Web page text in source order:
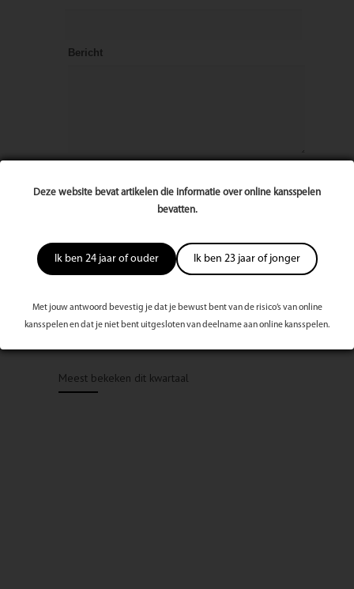
Deze website bevat artikelen die informatie over online kansspelen
bevatten.
Ik ben 24 jaar of ouder Ik ben 23 jaar of jonger
Met jouw antwoord bevestig je dat je bewust bent van de risico’s van online
kansspelen en dat je niet bent uitgesloten van deelname aan online kansspelen.
Bericht
Meest bekeken dit kwartaal